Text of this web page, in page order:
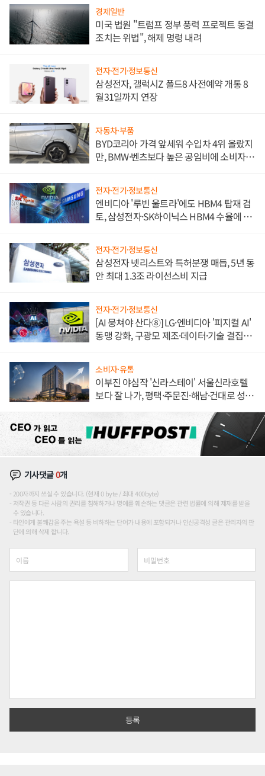
경제일반
미국 법원 "트럼프 정부 풍력 프로젝트 동결
조치는 위법", 해제 명령 내려
전자·전기·정보통신
삼성전자, 갤럭시Z 폴드8 사전예약 개통 8
월31일까지 연장
자동차·부품
BYD코리아 가격 앞세워 수입차 4위 올랐지
만, BMW·벤츠보다 높은 공임비에 소비자
전자·전기·정보통신
엔비디아 '루빈 울트라'에도 HBM4 탑재 검
토, 삼성전자·SK하이닉스 HBM4 수율에 주
전자·전기·정보통신
삼성전자 넷리스트와 특허분쟁 매듭, 5년 동
안 최대 1.3조 라이선스비 지급
전자·전기·정보통신
[AI 뭉쳐야 산다⑧] LG·엔비디아 '피지컬 AI'
동맹 강화, 구광모 제조·데이터·기술 결집
소비자·유통
이부진 야심작 '신라스테이' 서울신라호텔
보다 잘 나가, 평택·주문진·해남·건대로 성
기사댓글0개
200자까지 쓰실 수 있습니다. (현재 0 byte / 최대 400byte)
저작권 등 다른 사람의 권리를 침해하거나 명예를 훼손하는 댓글은 관련 법률에 의해 제재를 받을
수 있습니다.
타인에게 불쾌감을 주는 욕설 등 비하하는 단어가 내용에 포함되거나 인신공격성 글은 관리자의 판
단에 의해 삭제 합니다.